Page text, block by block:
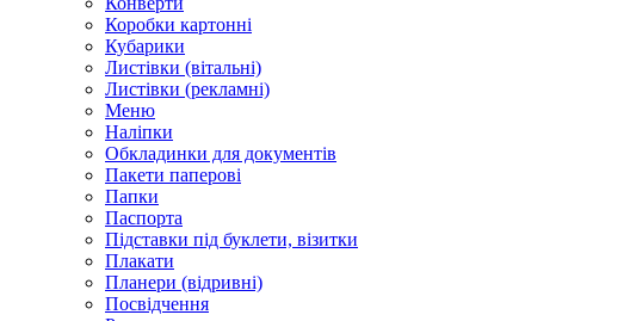
Коробки картонні
Кубарики
Листівки (вітальні)
Листівки (рекламні)
Меню
Наліпки
Обкладинки для документів
Пакети паперові
Папки
Паспорта
Підставки під буклети, візитки
Плакати
Планери (відривні)
Посвідчення